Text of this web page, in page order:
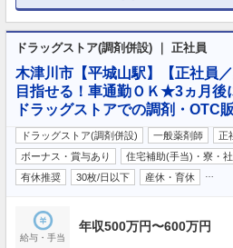
ドラッグストア(調剤併設) ｜ 正社員
木津川市【平城山駅】【正社員
目指せる！車通勤ＯＫ★3ヵ月
ドラッグストアでの調剤・OTC
ドラッグストア(調剤併設) 一般薬剤師 正
ボーナス・賞与あり
住宅補助(手当)・寮・
有休推奨
30枚/日以下 産休・育休
給与・手当
年収500万円〜600万円